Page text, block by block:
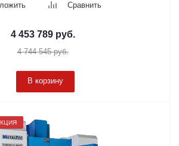
Сравнить
4 453 789 руб.
4 744 545руб.
В корзину